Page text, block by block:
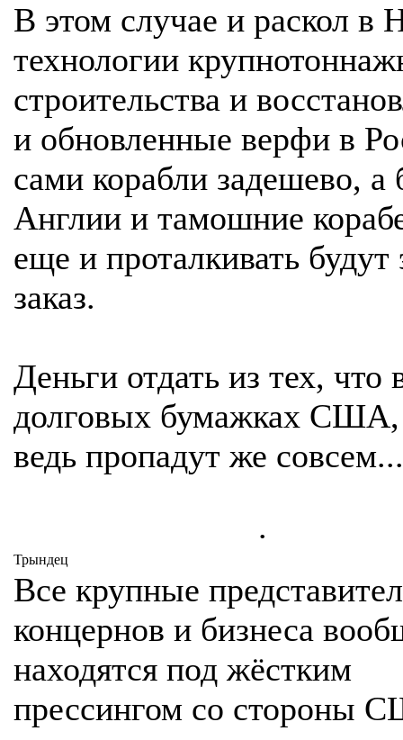
В этом случае и раскол
технологии
строительства и
и обновленные верфи в
сами корабли задешево, а
Англии и тамошние
еще и проталкивать будут
заказ.
Деньги отдать из тех, что
долговых бумажках США,
ведь пропадут же совсем...
.
Трындец
Все крупные
концернов и бизнеса
находятся под жёстким
прессингом со стороны